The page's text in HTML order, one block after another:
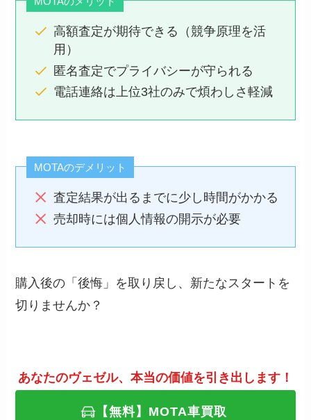
高額査定が期待できる（競争原理を活
用）
匿名査定でプライバシーが守られる
電話連絡は上位3社のみで煩わしさ軽減
MOTAのデメリット
査定結果が出るまでに少し時間がかかる
売却時には個人情報の開示が必要
購入後の「後悔」を取り戻し、新たなスタートを
切りませんか？
あなたのヴェゼル、本当の価値を引き出します！
【無料】MOTA車買取